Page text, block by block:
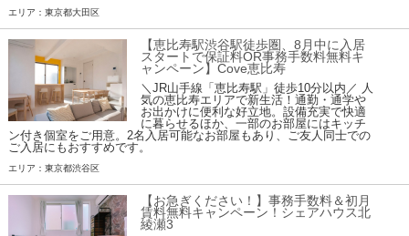
エリア：東京都大田区
【恵比寿駅渋谷駅徒歩圏、8月中に入居
スタートで保証料OR事務手数料無料キ
ャンペーン】Cove恵比寿
＼JR山手線「恵比寿駅」徒歩10分以内／ 人
気の恵比寿エリアで新生活！通勤・通学や
お出かけに便利な好立地。設備充実で快適
に暮らせるほか、一部のお部屋にはキッチ
ン付き個室をご用意。2名入居可能なお部屋もあり、ご友人同士での
ご入居にもおすすめです。
エリア：東京都渋谷区
【お急ぎください！】事務手数料＆初月
賃料無料キャンペーン！シェアハウス北
綾瀬3